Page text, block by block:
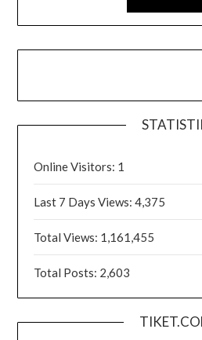
Online Visitors: 1
Last 7 Days Views:4,375
Total Views: 1,161,455
Total Posts: 2,603